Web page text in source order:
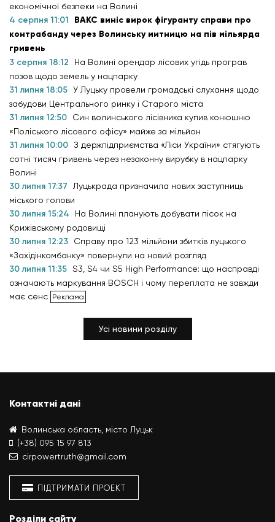
економічної безпеки на Волині
4 серпня 11:01
ВАКС виніс вирок фігуранту справи про
контрабанду через Волинську митницю на пів мільярда
гривень
3 серпня 18:12
На Волині орендар лісових угідь програв
позов щодо земель у нацпарку
31 липня 18:05 У Луцьку провели громадські слухання щодо
забудови Центрального ринку і Старого міста
31 липня 12:50
Син волинського лісівника купив конюшню
«Поліського лісового офісу» майже за мільйон
31 липня 10:00 З держпідприємства «Ліси України» стягують
сотні тисяч гривень через незаконну вирубку в нацпарку
Волині
30 липня 17:37
Луцькрада призначила нових заступниць
міського голови
30 липня 15:24
На Волині планують добувати пісок на
Крижівському родовищі
30 липня 12:23
Справу про 123 мільйони збитків луцького
«Західінкомбанку» повернули на новий розгляд
30 липня 11:35 S3, S4 чи S5 High Performance: що насправді
означають маркування BOSCH і чому переплата не завжди
має сенс
Усі новини розділу
Контактні дані
Волинська область, місто Луцьк
(+38) 095 15 97 813
cirpowertruth@gmail.com
ПІДТРИМАТИ ПРОЕКТ
Розділи сайту